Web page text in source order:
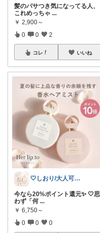
髪のパサつき気になってる人、
これめっちゃ ...
￥ 2,900～
0 0 2
コレ いいね
🤍しおり/大人可愛いroom🤍
今なら20%ポイント還元✨ 🤍思
わず「何 ...
￥ 6,750～
0 0 0